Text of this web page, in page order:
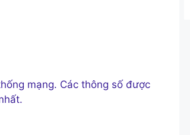
mạng. Các thông số được